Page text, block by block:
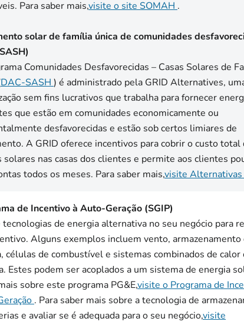
Para saber mais,visite o site SOMAH .
solar de família única de comunidades
Comunidades Desfavorecidas – Casas Solares de
DAC-SASH ) é administrado pela GRID Alternatives,
sem fins lucrativos que trabalha para fornecer
que estão em comunidades economicamente ou
desfavorecidas e estão sob certos limiares de
A GRID oferece incentivos para cobrir o custo total
solares nas casas dos clientes e permite aos clientes
todos os meses. Para saber mais,visite Alternativas
de Incentivo à Auto-Geração (SGIP)
tecnologias de energia alternativa no seu negócio para
Alguns exemplos incluem vento, armazenamento
células de combustível e sistemas combinados de calor
Estes podem ser acoplados a um sistema de energia
sobre este programa PG&E,visite o Programa de
. Para saber mais sobre a tecnologia de
e avaliar se é adequada para o seu negócio,visite